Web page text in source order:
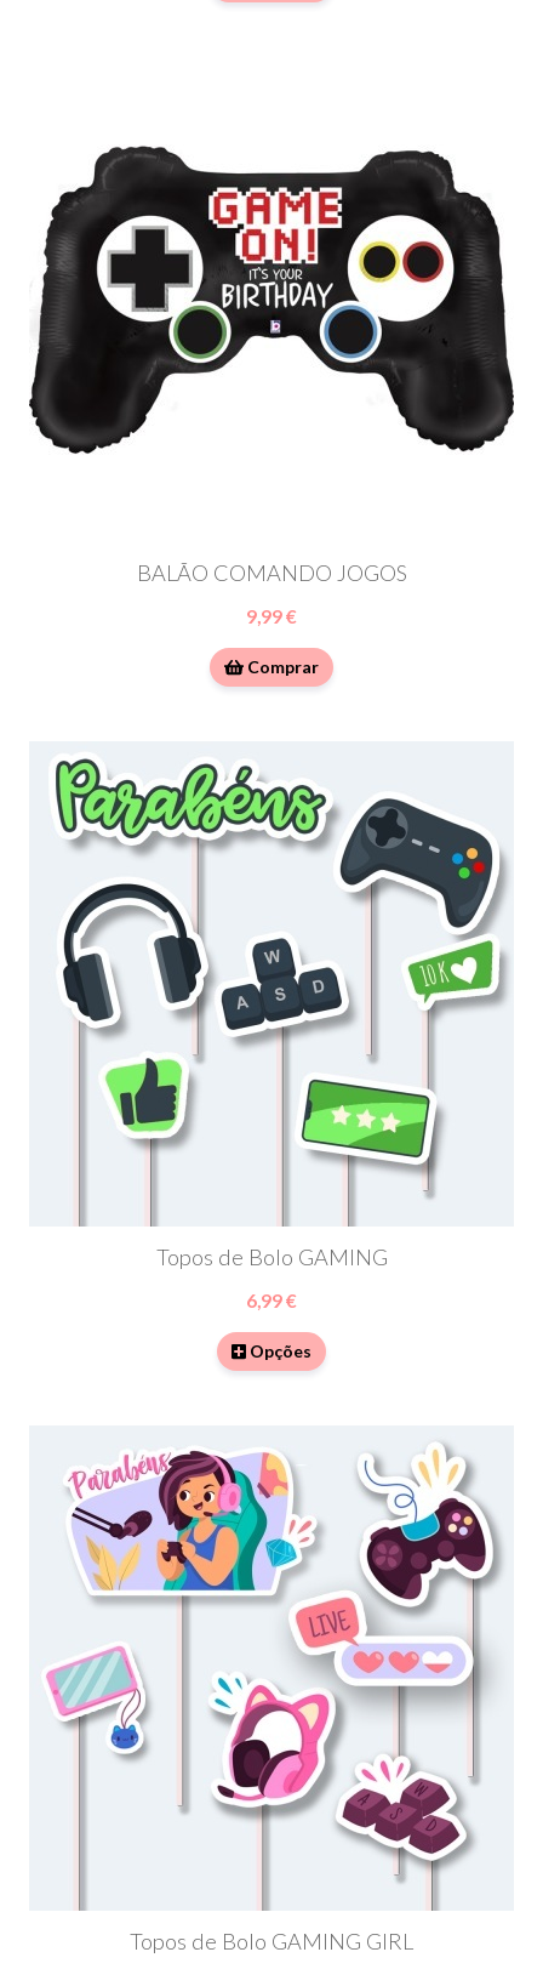
BALÃO COMANDO JOGOS
9,99 €
Comprar
Topos de Bolo GAMING
6,99 €
Opções
Topos de Bolo GAMING GIRL